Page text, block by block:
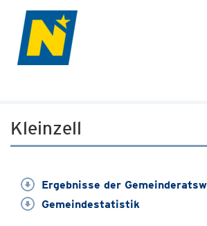
Kleinzell
Ergebnisse der
Gemeindestatistik